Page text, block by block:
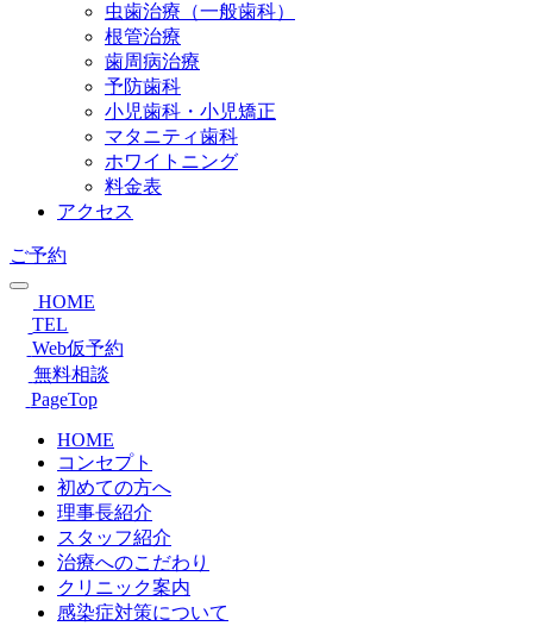
虫歯治療（一般歯科）
根管治療
歯周病治療
予防歯科
小児歯科・小児矯正
マタニティ歯科
ホワイトニング
料金表
アクセス
ご予約
HOME
TEL
Web仮予約
無料相談
PageTop
HOME
コンセプト
初めての方へ
理事長紹介
スタッフ紹介
治療へのこだわり
クリニック案内
感染症対策について